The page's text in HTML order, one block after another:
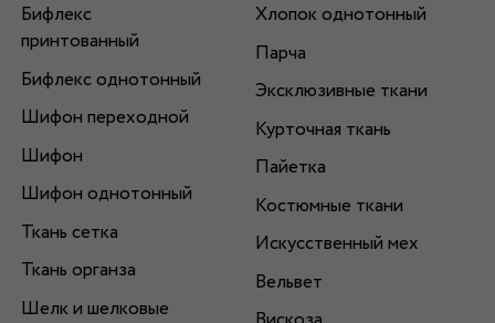
Бифлекс
принтованный
Бифлекс однотонный
Шифон переходной
Шифон
Шифон однотонный
Ткань сетка
Ткань органза
Шелк и шелковые
Хлопок однотонный
Парча
Эксклюзивные ткани
Курточная ткань
Пайетка
Костюмные ткани
Искусственный мех
Вельвет